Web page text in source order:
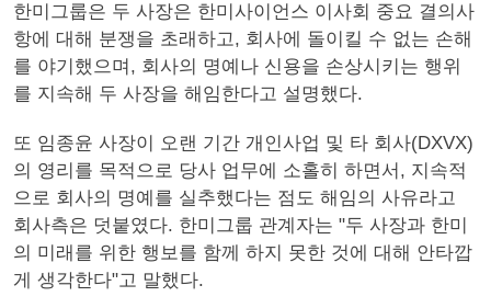
한미그룹은 두 사장은 한미사이언스 이사회 중요 결의사
항에 대해 분쟁을 초래하고, 회사에 돌이킬 수 없는 손해
를 야기했으며, 회사의 명예나 신용을 손상시키는 행위
를 지속해 두 사장을 해임한다고 설명했다.
또 임종윤 사장이 오랜 기간 개인사업 및 타 회사(DXVX)
의 영리를 목적으로 당사 업무에 소홀히 하면서, 지속적
으로 회사의 명예를 실추했다는 점도 해임의 사유라고
회사측은 덧붙였다. 한미그룹 관계자는 "두 사장과 한미
의 미래를 위한 행보를 함께 하지 못한 것에 대해 안타깝
게 생각한다"고 말했다.